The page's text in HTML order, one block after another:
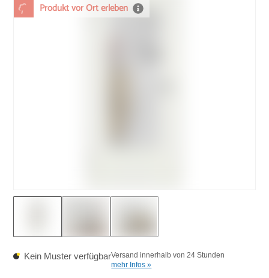
Produkt vor Ort erleben
Kein Muster verfügbarVersand innerhalb von 24 Stunden
mehr Infos »